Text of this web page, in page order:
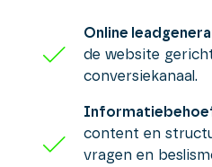
Online
de website
conversiekanaal.
content en
vragen en